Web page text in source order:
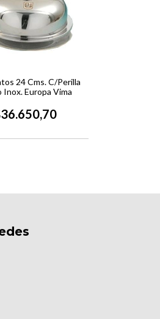
24 Cms. C/Perilla
Inox. Europa Vima